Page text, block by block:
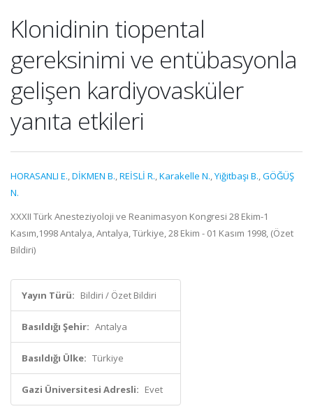
Klonidinin tiopental
gereksinimi ve entübasyonla
gelişen kardiyovasküler
yanıta etkileri
HORASANLI E.,DİKMEN B.,REİSLİ R.,Karakelle N.,Yiğitbaşı B.,GÖĞÜŞ
N.
XXXII Türk Anesteziyoloji ve Reanimasyon Kongresi 28 Ekim-1
Kasım,1998 Antalya, Antalya, Türkiye, 28 Ekim - 01 Kasım 1998, (Özet
Bildiri)
Yayın Türü: Bildiri / Özet Bildiri
Basıldığı Şehir: Antalya
Basıldığı Ülke: Türkiye
Gazi Üniversitesi Adresli: Evet